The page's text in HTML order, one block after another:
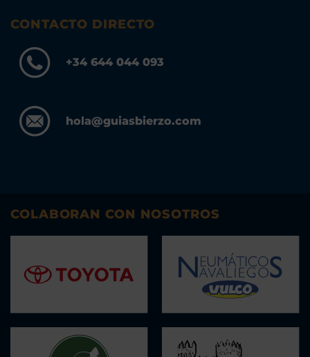
CONTACTO DIRECTO
+34 644 044 093
hola@guiasbierzo.com
COLABORAN CON NOSOTROS